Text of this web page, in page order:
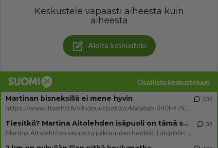
Keskustele vapaasti aiheesta kuin
aiheesta
Aloita keskustelu
Osallistu keskusteluun
Martinan bisneksillä ei mene hyvin
https://www.iltalehti.fi/viihdeuutiset/a/c46da6ab-340f-4790-aaa7-0865eed2336 Yrityksen konkurssihakemus on tullut kärä
332
Tiesitkö? Martina Aitolehden isäpuoli on tämä suosittu laulaja
Martina Aitolehti on seurattu julkisuuden henkilö. Lähipiiriin mahtuu muitakin tunnettuja henkilöitä. Tiesitkö, että Ma
35